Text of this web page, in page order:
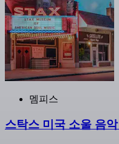
멤피스
스탁스 미국 소울 음